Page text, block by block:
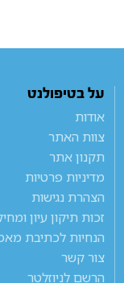
על בטיפולנט
אודות
צוות האתר
תקנון אתר
מדיניות פרטיות
הצהרת נגישות
זכות תיקון עיון
הנחיות לכתיבת
צור קשר
הרשם לניוזלטר